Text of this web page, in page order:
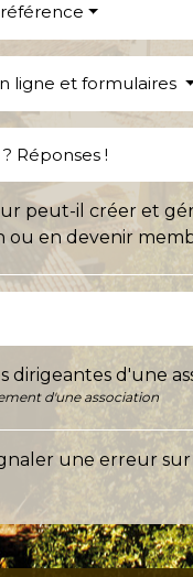
ligne et formulaires
Réponses !
peut-il créer et
ou en devenir
dirigeantes d'une
d'une association
une erreur